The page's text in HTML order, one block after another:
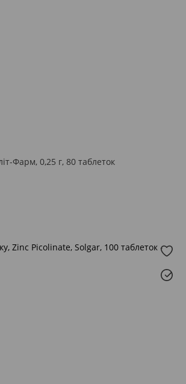
Фарм, 0,25 г, 80 таблеток